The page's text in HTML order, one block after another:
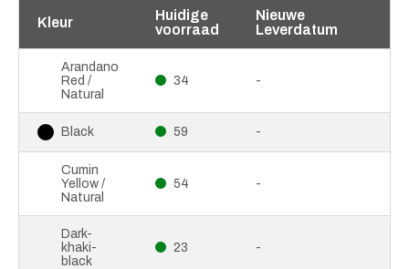
Kleur
Huidige
voorraad
Nieuwe
Leverdatum
Arandano
Red /
Natural
34 -
Black 59 -
Cumin
Yellow /
Natural
54 -
Dark-
khaki-
black
23 -